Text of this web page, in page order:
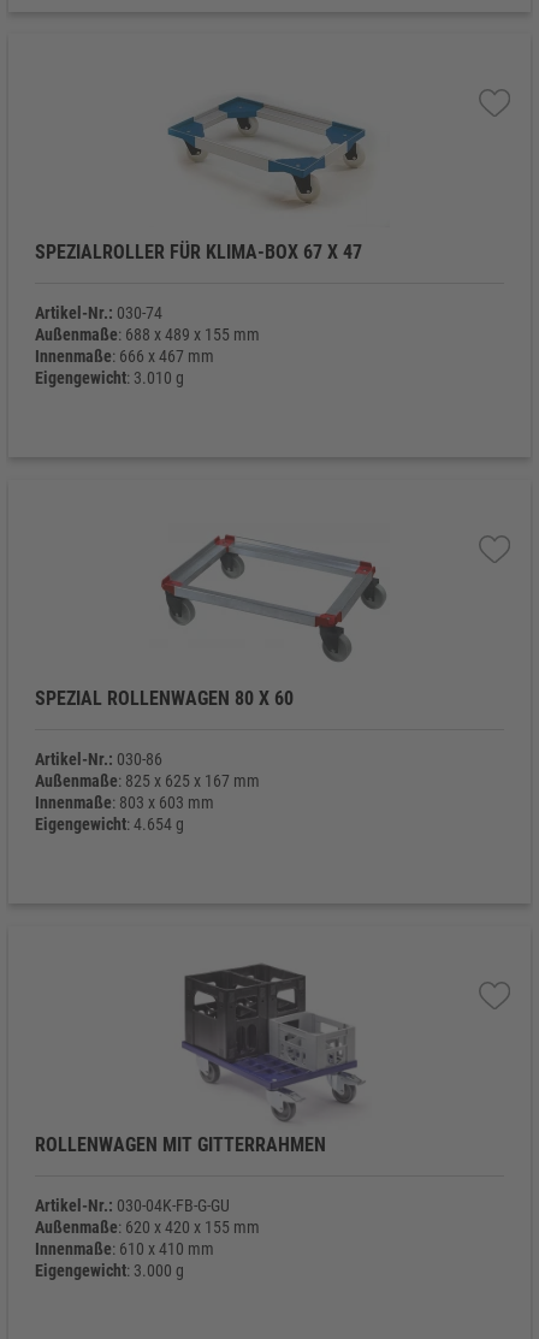
SPEZIALROLLER FÜR KLIMA-BOX 67 X 47
Artikel-Nr.: 030-74
Außenmaße: 688 x 489 x 155 mm
Innenmaße: 666 x 467 mm
Eigengewicht: 3.010 g
SPEZIAL ROLLENWAGEN 80 X 60
Artikel-Nr.: 030-86
Außenmaße: 825 x 625 x 167 mm
Innenmaße: 803 x 603 mm
Eigengewicht: 4.654 g
ROLLENWAGEN MIT GITTERRAHMEN
Artikel-Nr.: 030-04K-FB-G-GU
Außenmaße: 620 x 420 x 155 mm
Innenmaße: 610 x 410 mm
Eigengewicht: 3.000 g